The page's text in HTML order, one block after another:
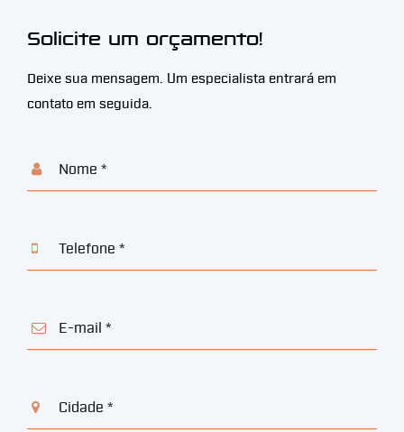
Solicite um orçamento!
Deixe sua mensagem. Um especialista entrará em
contato em seguida.